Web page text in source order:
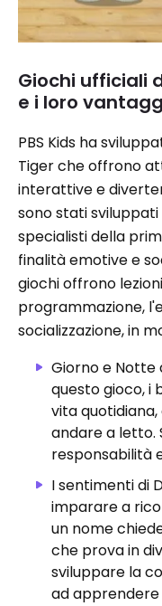
Giochi ufficiali
e i loro
PBS Kids ha
Tiger che offrono
interattive e
sono stati
specialisti della
finalità emotive e
giochi offrono
programmazione,
socializzazione, in
Giorno e Notte
questo gioco, i
vita
andare a letto.
responsabilità
I sentimenti di
imparare a
un nome
che prova in
sviluppare la
ad apprendere